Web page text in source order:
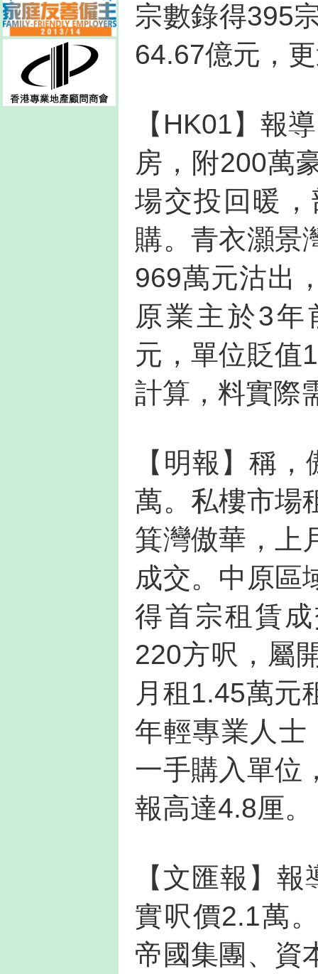
宗數錄得395
64.67億元，
【HK01】報
房，附200萬
場交投回暖
購。青衣灝景
969萬元沽出
原業主於3年
元，單位貶值
計算，料實際
【明報】稱
萬。私樓市場
箕灣傲華，上
成交。中原區
得首宗租賃
220方呎，屬
月租1.45萬元
年輕專業人士
一手購入單位
報高達4.8厘。
【文匯報】
實呎價2.1萬
帝國集團、資